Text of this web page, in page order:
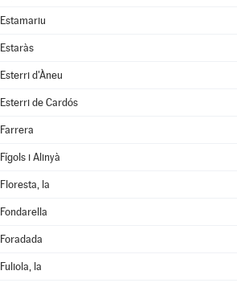
Estamariu
Estaràs
Esterri d'Àneu
Esterri de Cardós
Farrera
Fígols i Alinyà
Floresta, la
Fondarella
Foradada
Fuliola, la